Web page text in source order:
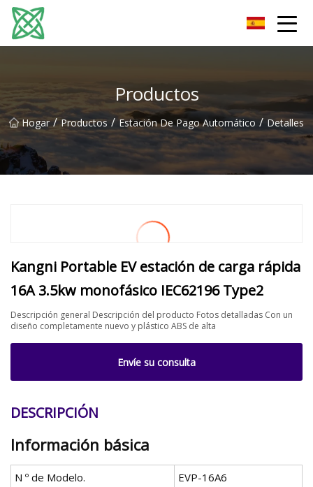
Productos
Hogar / Productos / Estación De Pago Automático / Detalles
Kangni Portable EV estación de carga rápida
16A 3.5kw monofásico IEC62196 Type2
Descripción general Descripción del producto Fotos detalladas Con un
diseño completamente nuevo y plástico ABS de alta
Envíe su consulta
DESCRIPCIÓN
Información básica
N º de Modelo.
EVP-16A6